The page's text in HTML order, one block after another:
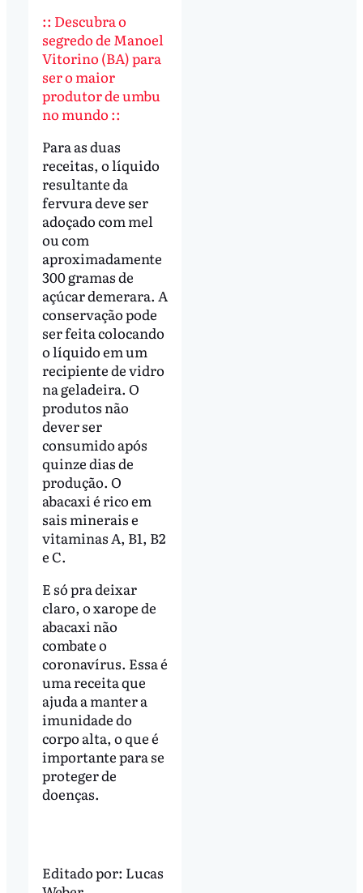
:: Descubra o
segredo de Manoel
Vitorino (BA) para
ser o maior
produtor de umbu
no mundo ::
Para as duas
receitas, o líquido
resultante da
fervura deve ser
adoçado com mel
ou com
aproximadamente
300 gramas de
açúcar demerara. A
conservação pode
ser feita colocando
o líquido em um
recipiente de vidro
na geladeira. O
produtos não
dever ser
consumido após
quinze dias de
produção. O
abacaxi é rico em
sais minerais e
vitaminas A, B1, B2
e C.
E só pra deixar
claro, o xarope de
abacaxi não
combate o
coronavírus. Essa é
uma receita que
ajuda a manter a
imunidade do
corpo alta, o que é
importante para se
proteger de
doenças.
Editado por: Lucas